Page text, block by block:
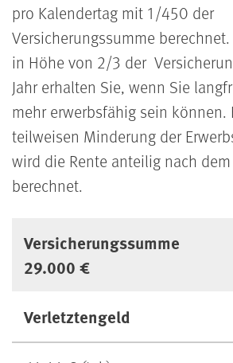
pro Kalendertag mit 1/450 der
Versicherungssumme
in Höhe von 2/3 der
Jahr erhalten Sie, wenn Sie
mehr erwerbsfähig sein können.
teilweisen Minderung der
wird die Rente anteilig nach
berechnet.
Versicherungssumme
29.000 €
Verletztengeld